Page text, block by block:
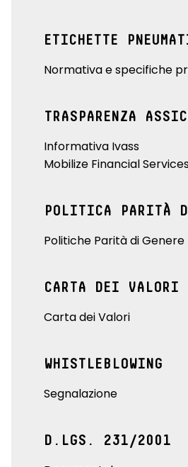
ETICHETTE
Normativa e specifiche
TRASPARENZA
Informativa Ivass
Mobilize Financial
POLITICA PARITÀ
Politiche Parità di Genere
CARTA DEI VALORI
Carta dei Valori
WHISTLEBLOWING
Segnalazione
D.LGS. 231/2001